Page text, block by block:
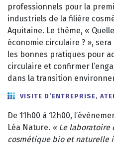
professionnels pour la
industriels de la filière
Aquitaine. Le thème, «
économie circulaire ? », sera
les bonnes pratiques pour
circulaire et confirmer
dans la transition
VISITE D’ENTREPRISE,
De 11h00 à 12h00,
Léa Nature. « Le laboratoire
cosmétique bio et naturelle